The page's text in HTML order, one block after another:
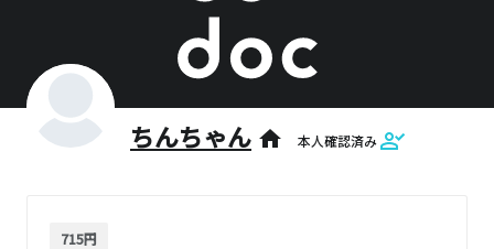
ちんちゃん home 本人確認済み
715円